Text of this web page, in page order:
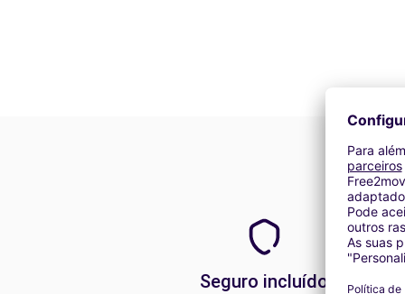
Seguro incluído